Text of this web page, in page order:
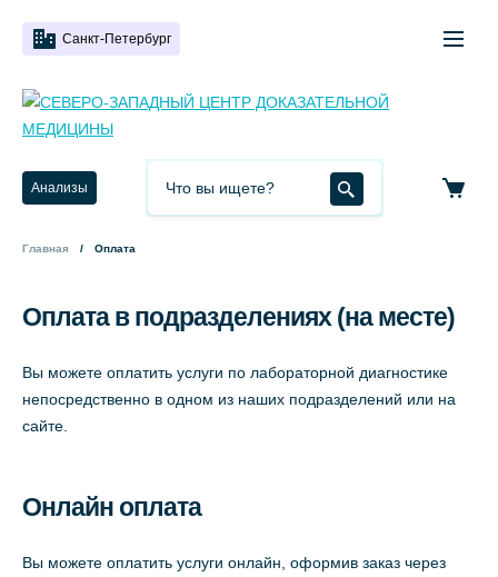
Санкт-Петербург
Анализы
Главная Оплата
Оплата в подразделениях (на месте)
Вы можете оплатить услуги по лабораторной диагностике
непосредственно в одном из наших подразделений или на
сайте.
Онлайн оплата
Вы можете оплатить услуги онлайн, оформив заказ через